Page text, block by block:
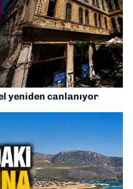
yeniden canlanıyor